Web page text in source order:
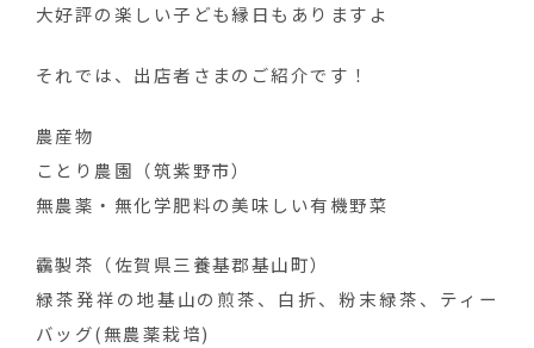
大好評の楽しい子ども縁日もありますよ
それでは、出店者さまのご紹介です！
農産物
ことり農園（筑紫野市）
無農薬・無化学肥料の美味しい有機野菜
靏製茶（佐賀県三養基郡基山町）
緑茶発祥の地基山の煎茶、白折、粉末緑茶、ティー
バッグ(無農薬栽培)